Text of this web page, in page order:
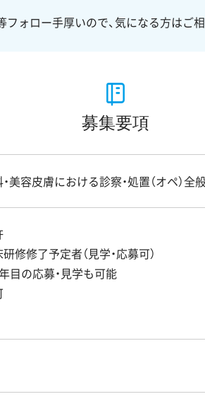
ォロー手厚いので、気になる方はご相
募集要項
・美容皮膚における診察・処置（オペ）全
研修修了予定者（見学・応募可）
目の応募・見学も可能